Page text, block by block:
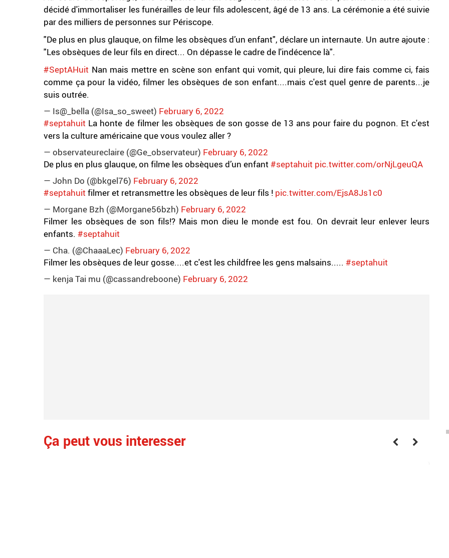
décidé d'immortaliser les funérailles de leur fils adolescent, âgé de 13 ans. La cérémonie a été suivie
par des milliers de personnes sur Périscope.
"De plus en plus glauque, on filme les obsèques d’un enfant", déclare un internaute. Un autre ajoute :
"Les obsèques de leur fils en direct... On dépasse le cadre de l'indécence là".
#SeptAHuit Nan mais mettre en scène son enfant qui vomit, qui pleure, lui dire fais comme ci, fais
comme ça pour la vidéo, filmer les obsèques de son enfant....mais c'est quel genre de parents...je
suis outrée.
— Is@_bella (@Isa_so_sweet) February 6, 2022
#septahuit La honte de filmer les obsèques de son gosse de 13 ans pour faire du pognon. Et c'est
vers la culture américaine que vous voulez aller ?
— observateureclaire (@Ge_observateur) February 6, 2022
De plus en plus glauque, on filme les obsèques d’un enfant #septahuit pic.twitter.com/orNjLgeuQA
— John Do (@bkgel76) February 6, 2022
#septahuit filmer et retransmettre les obsèques de leur fils ! pic.twitter.com/EjsA8Js1c0
— Morgane Bzh (@Morgane56bzh) February 6, 2022
Filmer les obsèques de son fils!? Mais mon dieu le monde est fou. On devrait leur enlever leurs
enfants. #septahuit
— Cha. (@ChaaaLec) February 6, 2022
Filmer les obsèques de leur gosse....et c'est les childfree les gens malsains..... #septahuit
— kenja Tai mu (@cassandreboone) February 6, 2022
Ça peut vous interesser